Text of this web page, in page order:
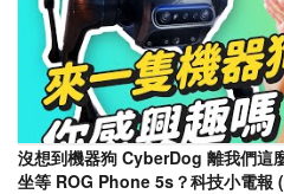
沒想到機器狗 CyberDog 離我們這
坐等 ROG Phone 5s？科技小電報